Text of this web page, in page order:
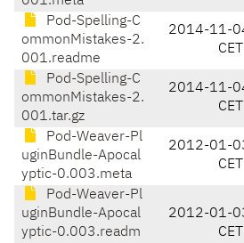
Pod-Spelling-C
ommonMistakes-2.
001.readme
2014-11-
CET
Pod-Spelling-C
ommonMistakes-2.
001.tar.gz
2014-11-
CET
Pod-Weaver-Pl
uginBundle-Apocal
yptic-0.003.meta
2012-01-
CET
Pod-Weaver-Pl
uginBundle-Apocal
yptic-0.003.readm
2012-01-
CET